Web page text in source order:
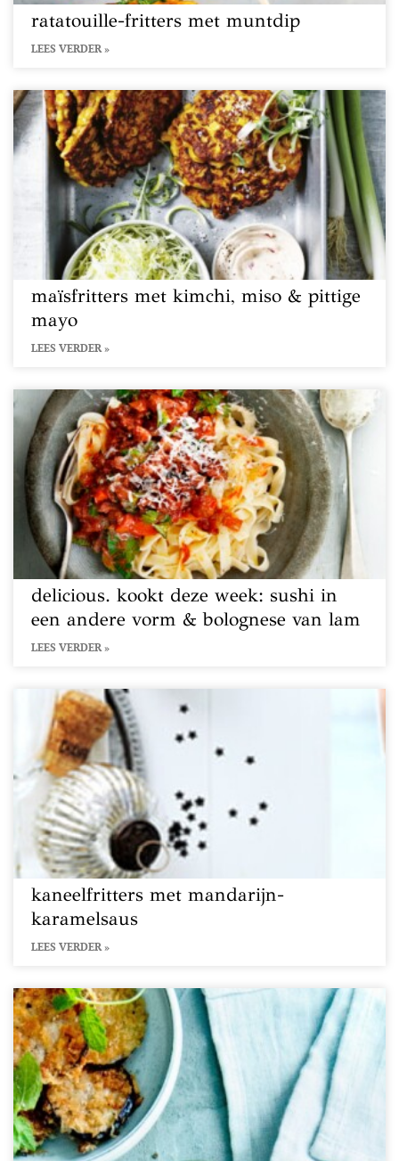
ratatouille-fritters met muntdip
LEES VERDER »
maïsfritters met kimchi, miso & pittige
mayo
LEES VERDER »
delicious. kookt deze week: sushi in
een andere vorm & bolognese van lam
LEES VERDER »
kaneelfritters met mandarijn-
karamelsaus
LEES VERDER »